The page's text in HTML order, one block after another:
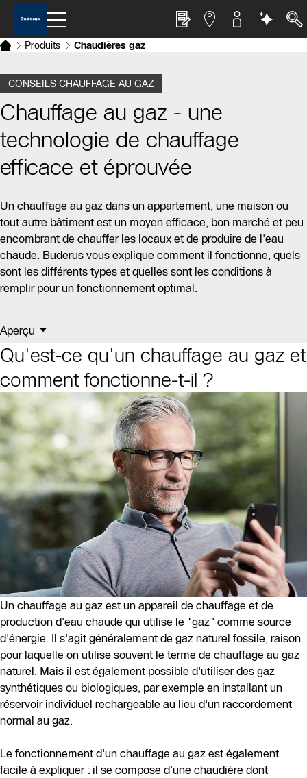
Produits Chaudières gaz
CONSEILS CHAUFFAGE AU GAZ
Chauffage au gaz - une
technologie de chauffage
efficace et éprouvée
Un chauffage au gaz dans un appartement, une maison ou
tout autre bâtiment est un moyen efficace, bon marché et peu
encombrant de chauffer les locaux et de produire de l'eau
chaude. Buderus vous explique comment il fonctionne, quels
sont les différents types et quelles sont les conditions à
remplir pour un fonctionnement optimal.
Aperçu
Qu'est-ce qu'un chauffage au gaz et
comment fonctionne-t-il ?
Un chauffage au gaz est un appareil de chauffage et de
production d'eau chaude qui utilise le "gaz" comme source
d'énergie. Il s'agit généralement de gaz naturel fossile, raison
pour laquelle on utilise souvent le terme de chauffage au gaz
naturel. Mais il est également possible d'utiliser des gaz
synthétiques ou biologiques, par exemple en installant un
réservoir individuel rechargeable au lieu d'un raccordement
normal au gaz.
Le fonctionnement d'un chauffage au gaz est également
facile à expliquer : il se compose d'une chaudière dont